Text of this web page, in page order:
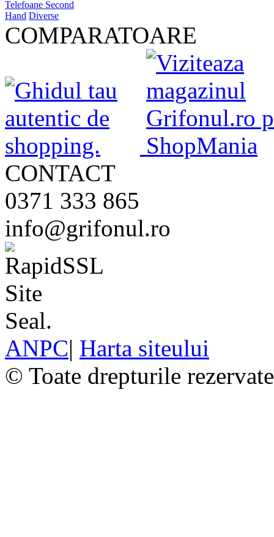
Telefoane Second
Hand Diverse
COMPARATOARE
CONTACT
0371 333 865
info@grifonul.ro
ANPC| Harta siteului
© Toate drepturile